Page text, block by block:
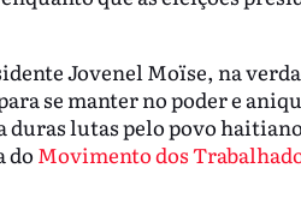
Jovenel Moïse, na
se manter no poder e
lutas pelo povo
do Movimento dos